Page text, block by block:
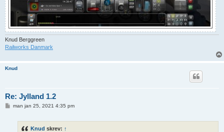
Knud Berggreen
Railworks Danmark
Knud
Re: Jylland 1.2
man jan 25, 2021 4:35 pm
Knud skrev: ↑